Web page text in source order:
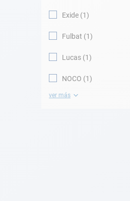
Exide 1
Fulbat 1
Lucas 1
NOCO 1
ver más